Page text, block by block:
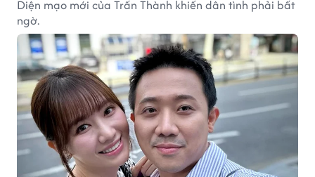
Diện mạo mới của Trấn Thành khiến dân tình phải bất
ngờ.